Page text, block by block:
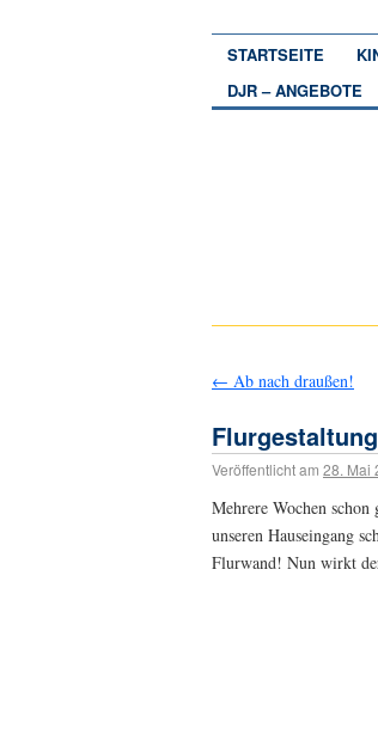
STARTSEITE
DJR – ANGEBOTE
← Ab nach draußen!
Flurgestaltung
Veröffentlicht am 28. Mai
Mehrere Wochen
unseren Hauseingang
Flurwand! Nun wirkt